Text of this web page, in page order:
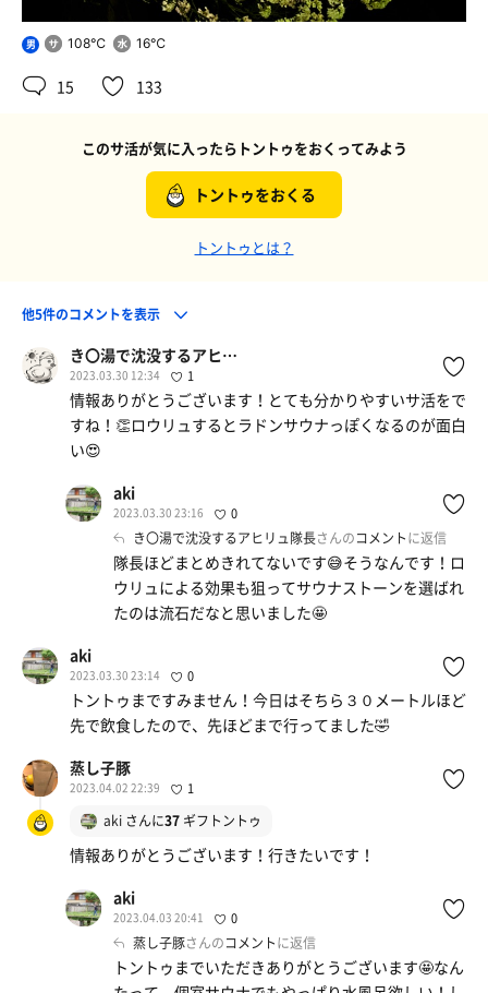
男 108℃ 16℃
15 133
このサ活が気に入ったらトントゥをおくってみよう
トントゥをおくる
トントゥとは？
他5件のコメントを表示
き〇湯で沈没するアヒリュ隊長
2023.03.30 12:34 1
情報ありがとうございます！とても分かりやすいサ活をで
すね！👏ロウリュするとラドンサウナっぽくなるのが面白
い😍
aki
2023.03.30 23:16 0
き〇湯で沈没するアヒリュ隊長さんのコメントに返信
隊長ほどまとめきれてないです😅そうなんです！ロ
ウリュによる効果も狙ってサウナストーンを選ばれ
たのは流石だなと思いました🤩
aki
2023.03.30 23:14 0
トントゥまですみません！今日はそちら３０メートルほど
先で飲食したので、先ほどまで行ってました🤣
蒸し子豚
2023.04.02 22:39 1
akiさんに37ギフトントゥ
情報ありがとうございます！行きたいです！
aki
2023.04.03 20:41 0
蒸し子豚さんのコメントに返信
トントゥまでいただきありがとうございます🤩なん